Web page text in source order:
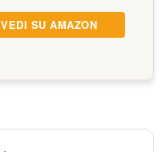
VEDI SU AMAZON